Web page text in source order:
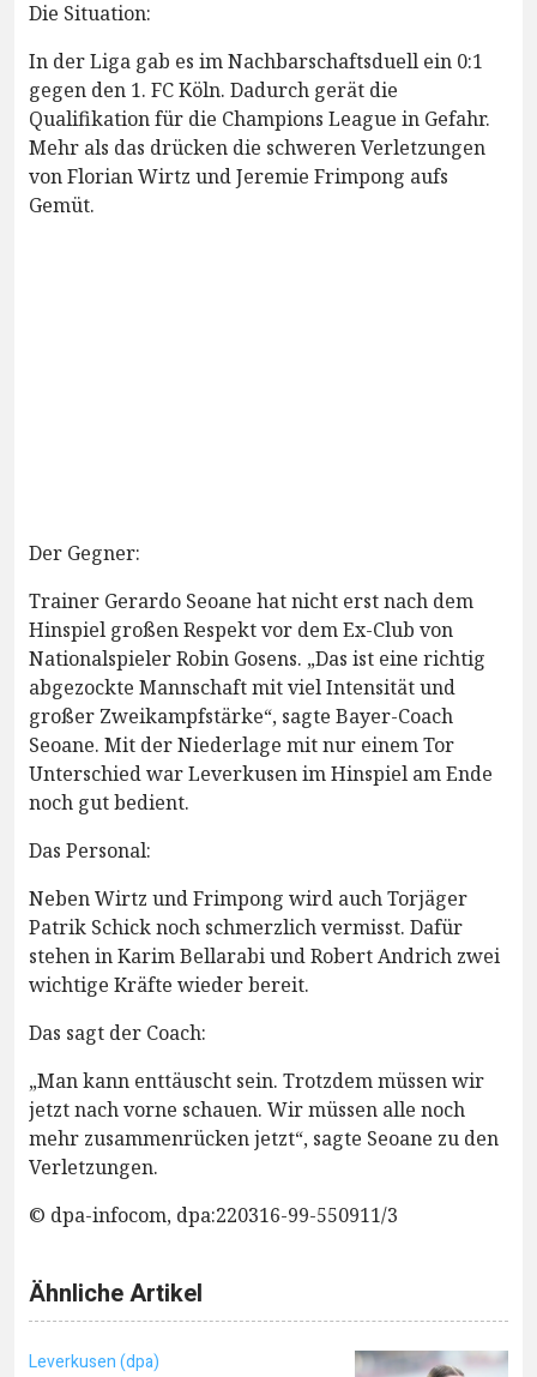
Die Situation:
In der Liga gab es im Nachbarschaftsduell ein 0:1
gegen den 1. FC Köln. Dadurch gerät die
Qualifikation für die Champions League in Gefahr.
Mehr als das drücken die schweren Verletzungen
von Florian Wirtz und Jeremie Frimpong aufs
Gemüt.
Der Gegner:
Trainer Gerardo Seoane hat nicht erst nach dem
Hinspiel großen Respekt vor dem Ex-Club von
Nationalspieler Robin Gosens. „Das ist eine richtig
abgezockte Mannschaft mit viel Intensität und
großer Zweikampfstärke“, sagte Bayer-Coach
Seoane. Mit der Niederlage mit nur einem Tor
Unterschied war Leverkusen im Hinspiel am Ende
noch gut bedient.
Das Personal:
Neben Wirtz und Frimpong wird auch Torjäger
Patrik Schick noch schmerzlich vermisst. Dafür
stehen in Karim Bellarabi und Robert Andrich zwei
wichtige Kräfte wieder bereit.
Das sagt der Coach:
„Man kann enttäuscht sein. Trotzdem müssen wir
jetzt nach vorne schauen. Wir müssen alle noch
mehr zusammenrücken jetzt“, sagte Seoane zu den
Verletzungen.
© dpa-infocom, dpa:220316-99-550911/3
Ähnliche Artikel
Leverkusen (dpa)